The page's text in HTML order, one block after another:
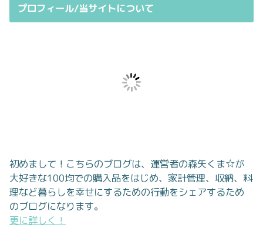
プロフィール/当サイトについて
初めまして！こちらのブログは、運営者の森矢くま☆が
大好きな100均での購入品をはじめ、家計管理、収納、料
理など暮らしを幸せにするための行動をシェアするため
のブログになります。
更に詳しく！